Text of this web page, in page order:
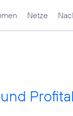
Netze